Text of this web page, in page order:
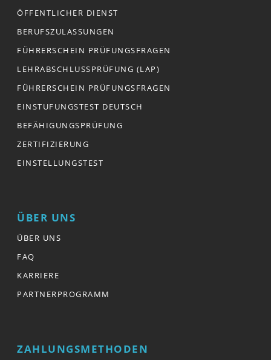
ÖFFENTLICHER DIENST
BERUFSZULASSUNGEN
FÜHRERSCHEIN PRÜFUNGSFRAGEN
LEHRABSCHLUSSPRÜFUNG (LAP)
FÜHRERSCHEIN PRÜFUNGSFRAGEN
EINSTUFUNGSTEST DEUTSCH
BEFÄHIGUNGSPRÜFUNG
ZERTIFIZIERUNG
EINSTELLUNGSTEST
ÜBER UNS
ÜBER UNS
FAQ
KARRIERE
PARTNERPROGRAMM
ZAHLUNGSMETHODEN